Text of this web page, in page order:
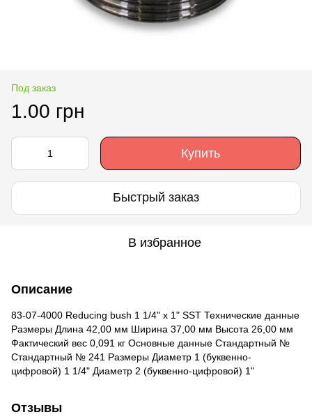
Под заказ
1.00 грн
Купить
Быстрый заказ
В избранное
Описание
83-07-4000 Reducing bush 1 1/4" x 1" SST Технические данные
Размеры Длина 42,00 мм Ширина 37,00 мм Высота 26,00 мм
Фактический вес 0,091 кг Основные данные Стандартный №
Стандартный № 241 Размеры Диаметр 1 (буквенно-
цифровой) 1 1/4" Диаметр 2 (буквенно-цифровой) 1"
Отзывы